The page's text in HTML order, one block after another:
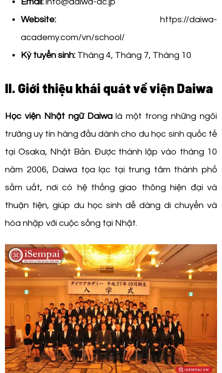
Website: https://daiwa-
academy.com/vn/school/
Kỳ tuyển sinh: Tháng 4, Tháng 7, Tháng 10
II. Giới thiệu khái quát về viện Daiwa
Học viện Nhật ngữ Daiwalà một trong những ngôi
trường uy tín hàng đầu dành cho du học sinh quốc tế
tại Osaka, Nhật Bản. Được thành lập vào tháng 10
năm 2006, Daiwa tọa lạc tại trung tâm thành phố
sầm uất, nơi có hệ thống giao thông hiện đại và
thuận tiện, giúp du học sinh dễ dàng di chuyển và
hòa nhập với cuộc sống tại Nhật.